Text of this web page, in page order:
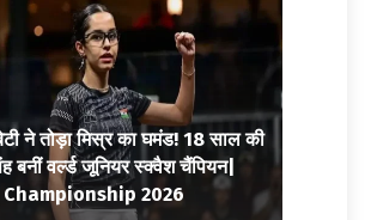
ने तोड़ा मिस्र का घमंड! 18 साल की
बनीं वर्ल्ड जूनियर स्क्वैश चैंपियन|
2026